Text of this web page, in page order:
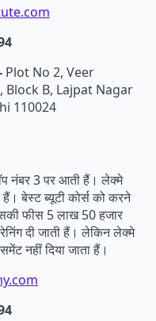
Plot No 2, Veer
Block B, Lajpat Nagar
110024
नंबर 3 पर आती हैं। लेक्मे
बेस्ट ब्यूटी कोर्स को करने
फीस 5 लाख 50 हजार
दी जाती हैं। लेकिन लेक्मे
नहीं दिया जाता हैं।